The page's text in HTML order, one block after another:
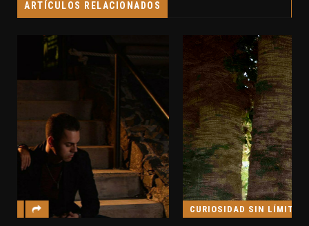
ARTÍCULOS RELACIONADOS
CURIOSIDAD SIN LÍMITES